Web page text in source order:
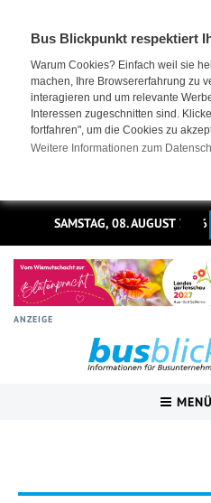
Bus Blickpunkt respektiert
Warum Cookies? Einfach weil sie
machen, Ihre Browsererfahrung zu
interagieren und um relevante
Interessen zugeschnitten sind.
fortfahren", um die Cookies zu
Weitere Informationen zum
SAMSTAG, 08. AUGUST 2026
ANZEIGE
MENÜ